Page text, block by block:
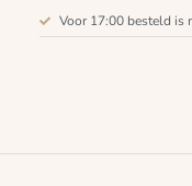
Voor 17:00 besteld is